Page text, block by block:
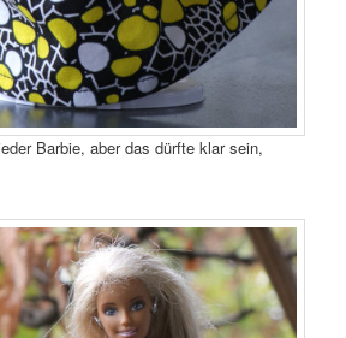
Barbie, aber das dürfte klar sein,